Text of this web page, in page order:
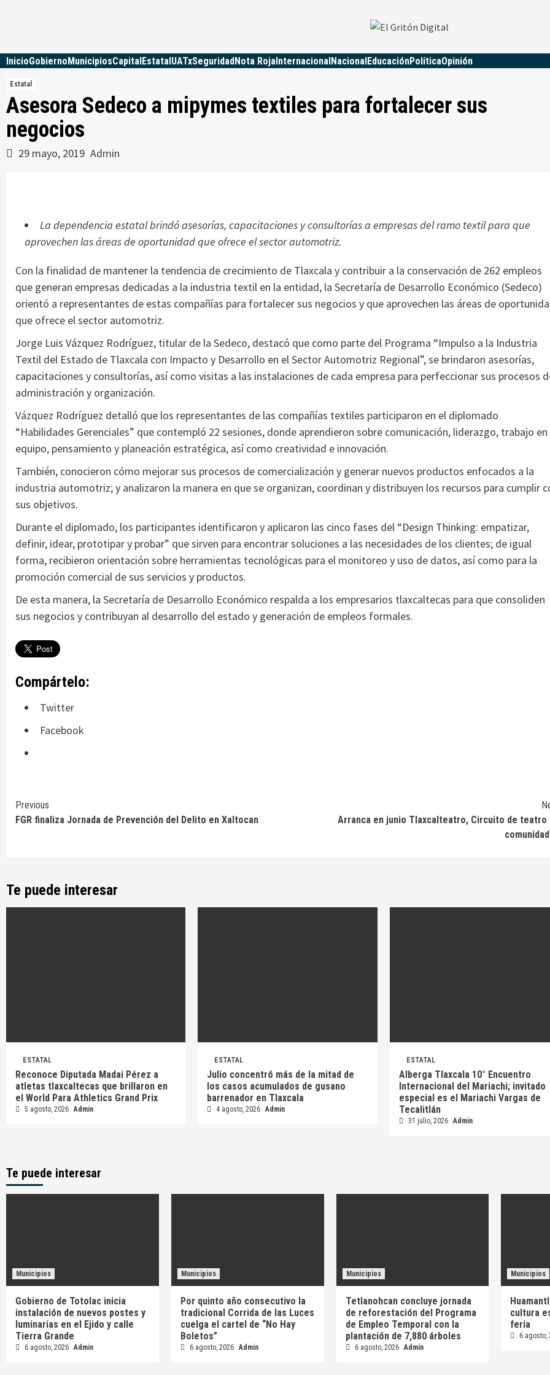
InicioGobiernoMunicipiosCapitalEstatalUATxSeguridadNota RojaInternacionalNacionalEducaciónPolíticaOpinión
Estatal
Asesora Sedeco a mipymes textiles para fortalecer sus
negocios
29 mayo, 2019 Admin
La dependencia estatal brindó asesorías, capacitaciones y consultorías a empresas del ramo textil para que
aprovechen las áreas de oportunidad que ofrece el sector automotriz.
Con la finalidad de mantener la tendencia de crecimiento de Tlaxcala y contribuir a la conservación de 262 empleos
que generan empresas dedicadas a la industria textil en la entidad, la Secretaría de Desarrollo Económico (Sedeco)
orientó a representantes de estas compañías para fortalecer sus negocios y que aprovechen las áreas de
que ofrece el sector automotriz.
Jorge Luis Vázquez Rodríguez, titular de la Sedeco, destacó que como parte del Programa “Impulso a la Industria
Textil del Estado de Tlaxcala con Impacto y Desarrollo en el Sector Automotriz Regional”, se brindaron asesorías,
capacitaciones y consultorías, así como visitas a las instalaciones de cada empresa para perfeccionar sus procesos
administración y organización.
Vázquez Rodríguez detalló que los representantes de las compañías textiles participaron en el diplomado
“Habilidades Gerenciales” que contempló 22 sesiones, donde aprendieron sobre comunicación, liderazgo, trabajo en
equipo, pensamiento y planeación estratégica, así como creatividad e innovación.
También, conocieron cómo mejorar sus procesos de comercialización y generar nuevos productos enfocados a la
industria automotriz; y analizaron la manera en que se organizan, coordinan y distribuyen los recursos para cumplir
sus objetivos.
Durante el diplomado, los participantes identificaron y aplicaron las cinco fases del “Design Thinking: empatizar,
definir, idear, prototipar y probar” que sirven para encontrar soluciones a las necesidades de los clientes; de igual
forma, recibieron orientación sobre herramientas tecnológicas para el monitoreo y uso de datos, así como para la
promoción comercial de sus servicios y productos.
De esta manera, la Secretaría de Desarrollo Económico respalda a los empresarios tlaxcaltecas para que consoliden
sus negocios y contribuyan al desarrollo del estado y generación de empleos formales.
Compártelo:
Twitter
Facebook
Continue
Reading
Previous
FGR finaliza Jornada de Prevención del Delito en Xaltocan
Arranca en junio Tlaxcalteatro, Circuito de teatro
Te puede interesar
ESTATAL
Reconoce Diputada Madai Pérez a
atletas tlaxcaltecas que brillaron en
el World Para Athletics Grand Prix
5 agosto, 2026 Admin
ESTATAL
Julio concentró más de la mitad de
los casos acumulados de gusano
barrenador en Tlaxcala
4 agosto, 2026 Admin
ESTATAL
Alberga Tlaxcala 10° Encuentro
Internacional del Mariachi; invitado
especial es el Mariachi Vargas de
Tecalitlán
31 julio, 2026 Admin
Te puede interesar
Municipios
Gobierno de Totolac inicia
instalación de nuevos postes y
luminarias en el Ejido y calle
Tierra Grande
6 agosto, 2026 Admin
Municipios
Por quinto año consecutivo la
tradicional Corrida de las Luces
cuelga el cartel de “No Hay
Boletos”
6 agosto, 2026 Admin
Municipios
Tetlanohcan concluye jornada
de reforestación del Programa
de Empleo Temporal con la
plantación de 7,880 árboles
6 agosto, 2026 Admin
Municipios
cultura
feria
6 agosto,